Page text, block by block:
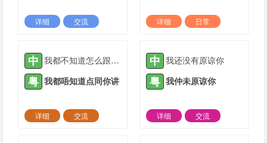
详细
交流
详细
日常
中 我都不知道怎么跟你说
粤 我都唔知道点同你讲
详细
交流
中 我还没有原谅你
粤 我仲未原谅你
详细
交流